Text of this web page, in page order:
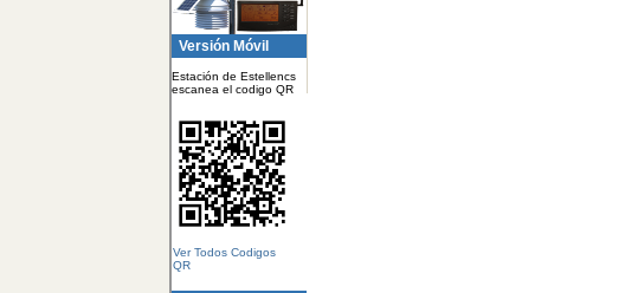
Versión Móvil
Estación de Estellencs
escanea el codigo QR
Ver Todos Codigos
QR